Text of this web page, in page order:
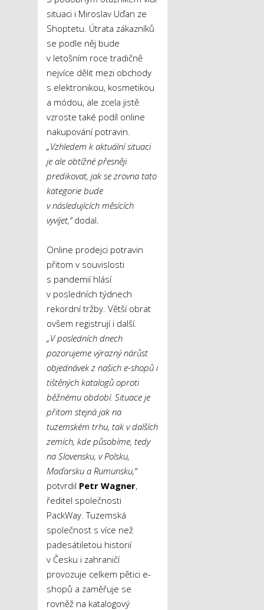
situaci i Miroslav Uďan ze
Shoptetu. Útrata zákazníků
se podle něj bude
v letošním roce tradičně
nejvíce dělit mezi obchody
s elektronikou, kosmetikou
a módou, ale zcela jistě
vzroste také podíl online
nakupování potravin.
„Vzhledem k aktuální situaci
je ale obtížné přesněji
predikovat, jak se zrovna tato
kategorie bude
v následujících měsících
vyvíjet,“dodal.
Online prodejci potravin
přitom v souvislosti
s pandemií hlásí
v posledních týdnech
rekordní tržby. Větší obrat
ovšem registrují i další.
„V posledních dnech
pozorujeme výrazný nárůst
objednávek z našich e-shopů i
tištěných katalogů oproti
běžnému období. Situace je
přitom stejná jak na
tuzemském trhu, tak v dalších
zemích, kde působíme, tedy
na Slovensku, v Polsku,
Maďarsku a Rumunsku,“
potvrdil Petr Wagner,
ředitel společnosti
PackWay. Tuzemská
společnost s více než
padesátiletou historií
v Česku i zahraničí
provozuje celkem pětici e-
shopů a zaměřuje se
rovněž na katalogový